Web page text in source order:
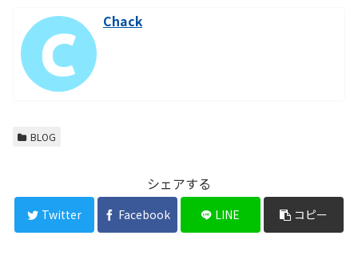
Chack
BLOG
シェアする
Twitter Facebook LINE コピー